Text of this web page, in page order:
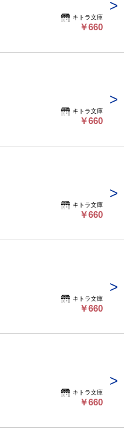
キトラ文庫
￥660
キトラ文庫
￥660
キトラ文庫
￥660
キトラ文庫
￥660
キトラ文庫
￥660